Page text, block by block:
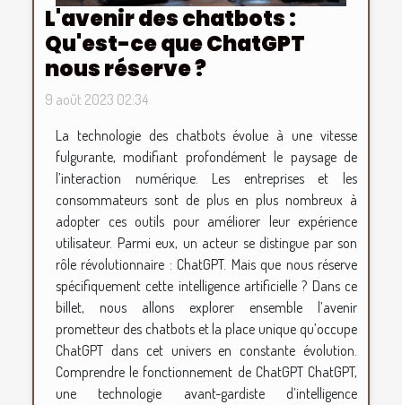
L'avenir des chatbots :
Qu'est-ce que ChatGPT
nous réserve ?
9 août 2023 02:34
La technologie des chatbots évolue à une vitesse
fulgurante, modifiant profondément le paysage de
l’interaction numérique. Les entreprises et les
consommateurs sont de plus en plus nombreux à
adopter ces outils pour améliorer leur expérience
utilisateur. Parmi eux, un acteur se distingue par son
rôle révolutionnaire : ChatGPT. Mais que nous réserve
spécifiquement cette intelligence artificielle ? Dans ce
billet, nous allons explorer ensemble l’avenir
prometteur des chatbots et la place unique qu’occupe
ChatGPT dans cet univers en constante évolution.
Comprendre le fonctionnement de ChatGPT ChatGPT,
une technologie avant-gardiste d’intelligence